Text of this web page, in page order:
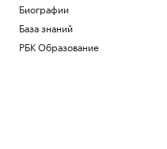
Биографии
База знаний
РБК Образование